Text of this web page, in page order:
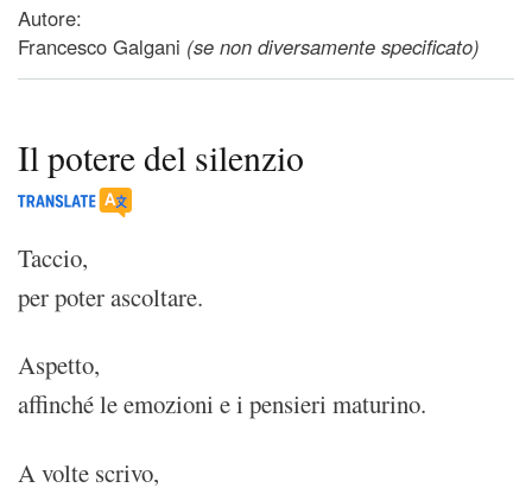
Autore:
Francesco Galgani (se non diversamente specificato)
Il potere del silenzio
Taccio,
per poter ascoltare.
Aspetto,
affinché le emozioni e i pensieri maturino.
A volte scrivo,